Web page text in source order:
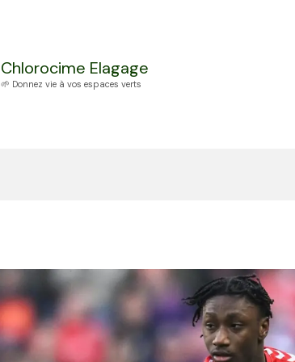
Chlorocime Elagage
🌱 Donnez vie à vos espaces verts